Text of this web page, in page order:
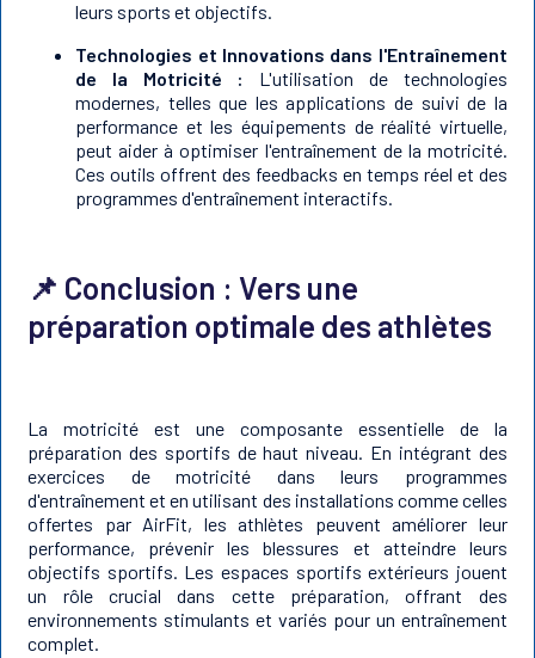
leurs sports et objectifs.
Technologies et Innovations dans l'Entraînement
de la Motricité : L'utilisation de technologies
modernes, telles que les applications de suivi de la
performance et les équipements de réalité virtuelle,
peut aider à optimiser l'entraînement de la motricité.
Ces outils offrent des feedbacks en temps réel et des
programmes d'entraînement interactifs.
📌 Conclusion : Vers une
préparation optimale des athlètes
La motricité est une composante essentielle de la
préparation des sportifs de haut niveau. En intégrant des
exercices de motricité dans leurs programmes
d'entraînement et en utilisant des installations comme celles
offertes par AirFit, les athlètes peuvent améliorer leur
performance, prévenir les blessures et atteindre leurs
objectifs sportifs. Les espaces sportifs extérieurs jouent
un rôle crucial dans cette préparation, offrant des
environnements stimulants et variés pour un entraînement
complet.